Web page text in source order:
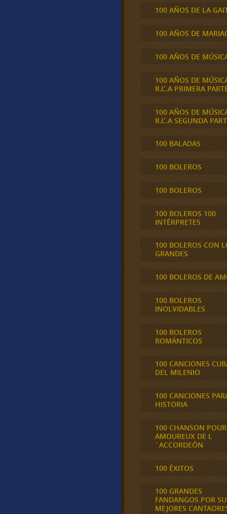
100 AÑOS DE LA
100 AÑOS DE
100 AÑOS DE
100 AÑOS DE
R.C.A PRIMERA
100 AÑOS DE
R.C.A SEGUNDA
100 BALADAS
100 BOLEROS
100 BOLEROS
100 BOLEROS 100
INTÉRPRETES
100 BOLEROS CON
GRANDES
100 BOLEROS DE
100 BOLEROS
INOLVIDABLES
100 BOLEROS
ROMÁNTICOS
100 CANCIONES
DEL MILENIO
100 CANCIONES
HISTORIA
100 CHANSON
AMOUREUX DE L
´ACCORDEÓN
100 ÉXITOS
100 GRANDES
FANDANGOS POR
MEJORES